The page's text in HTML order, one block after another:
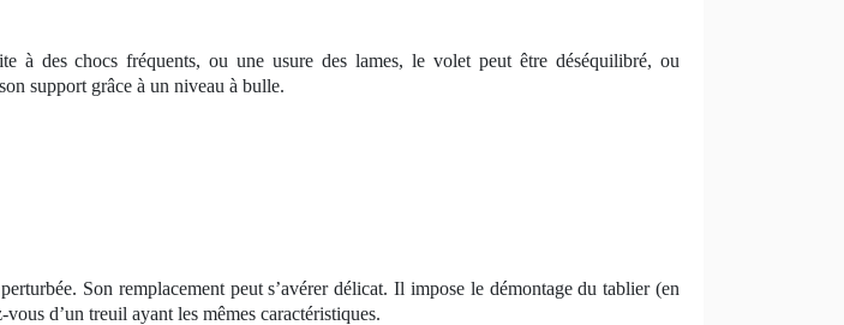
à des chocs fréquents, ou une usure des lames, le volet peut être déséquilibré, ou
support grâce à un niveau à bulle.
Son remplacement peut s’avérer délicat. Il impose le démontage du tablier (en
d’un treuil ayant les mêmes caractéristiques.